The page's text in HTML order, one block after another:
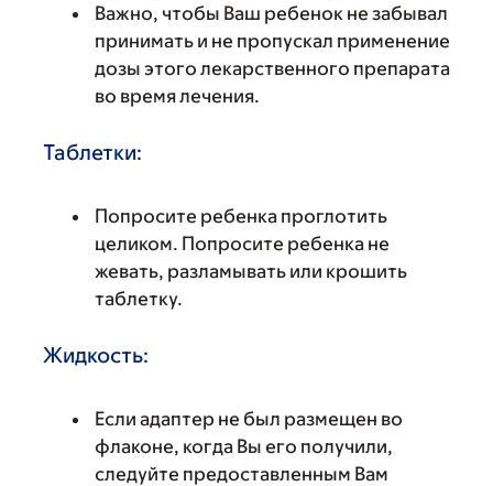
Важно, чтобы Ваш ребенок не забывал
принимать и не пропускал применение
дозы этого лекарственного препарата
во время лечения.
Таблетки:
Попросите ребенка проглотить
целиком. Попросите ребенка не
жевать, разламывать или крошить
таблетку.
Жидкость:
Если адаптер не был размещен во
флаконе, когда Вы его получили,
следуйте предоставленным Вам